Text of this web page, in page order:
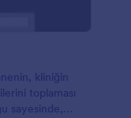
kliniğin
toplaması
sayesinde,